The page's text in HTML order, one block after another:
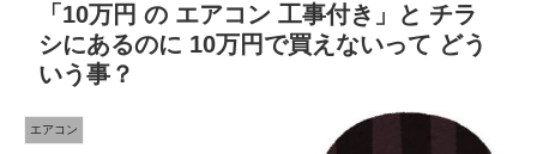
「10万円 の エアコン 工事付き」と チラ
シにあるのに 10万円で買えないって どう
いう事？
エアコン